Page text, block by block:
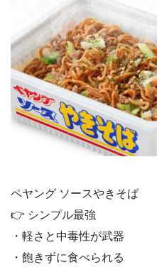
ペヤング ソースやきそば
👉 シンプル最強
・軽さと中毒性が武器
・飽きずに食べられる